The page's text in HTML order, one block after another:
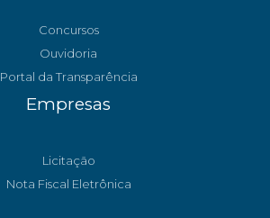
Concursos
Ouvidoria
Portal da Transparência
Empresas
Licitação
Nota Fiscal Eletrônica